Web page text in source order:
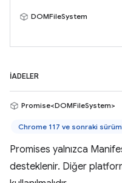
DOMFileSystem
İADELER
Promise<DOMFileSystem>
Chrome 117 ve sonraki
Promises yalnızca
desteklenir. Diğer